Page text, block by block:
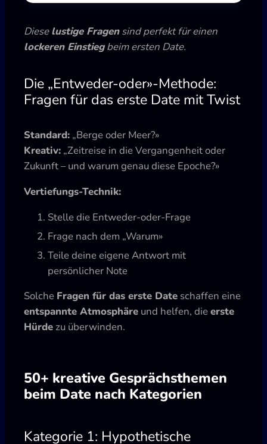
Dieselustige Fragensind perfekt für einen
lockeren Einstiegbeim ersten Date.
Die „Entweder-oder»-Methode:
Fragen für das erste Date mit Twist
Standard: „Berge oder Meer?»
Kreativ: „Zeitreise in die Vergangenheit oder
Zukunft – und warum genau diese Epoche?»
Vertiefungs-Technik:
Stelle die Entweder-oder-Frage
Frage nach dem „Warum»
Teile deine eigene Antwort mit
persönlicher Note
Solche Fragen für das erste Date schaffen eine
entspannte Atmosphäre und helfen, dieerste
Hürde zu überwinden.
50+ kreative Gesprächsthemen
beim Date nach Kategorien
Kategorie 1: Hypothetische